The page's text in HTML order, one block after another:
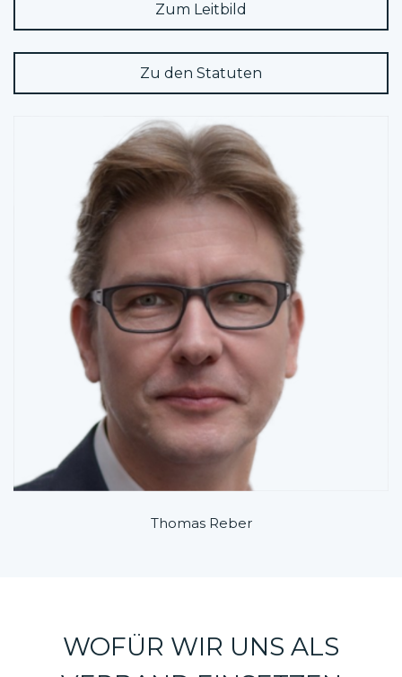
Zum Leitbild
Zu den Statuten
Thomas Reber
WOFÜR WIR UNS ALS